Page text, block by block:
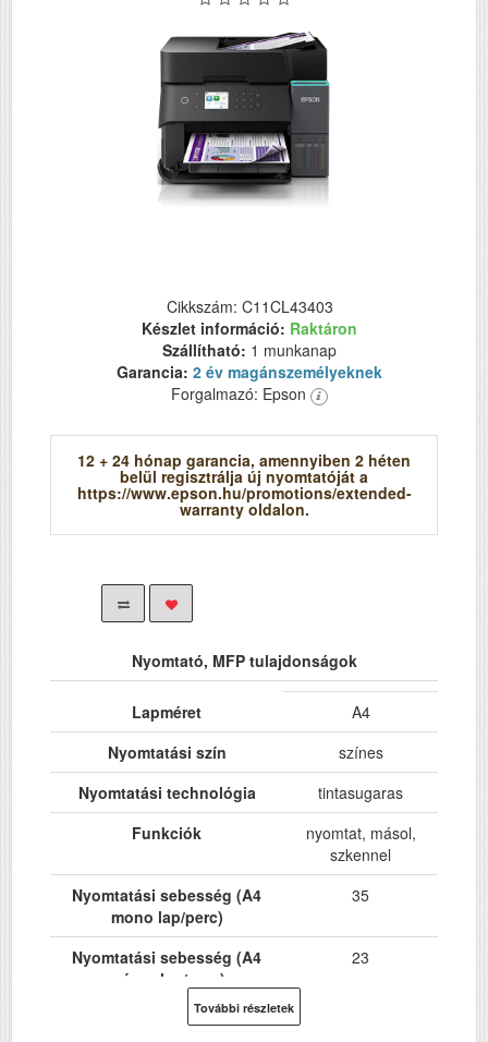
Cikkszám: C11CL43403
Készlet információ: Raktáron
Szállítható: 1 munkanap
Garancia: 2 év magánszemélyeknek
Forgalmazó: Epson
12 + 24 hónap garancia, amennyiben 2 héten
belül regisztrálja új nyomtatóját a
https://www.epson.hu/promotions/extended-
warranty oldalon.
Nyomtató, MFP tulajdonságok
Lapméret
A4
Nyomtatási szín
színes
Nyomtatási technológia
tintasugaras
Funkciók
nyomtat, másol,
szkennel
Nyomtatási sebesség (A4
mono lap/perc)
35
Nyomtatási sebesség (A4
színes lap/perc)
23
Hálózat
További részletek